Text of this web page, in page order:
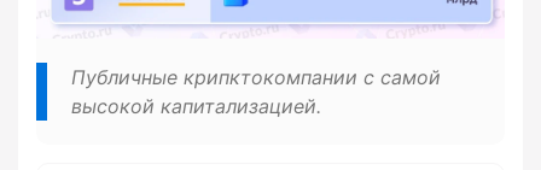
Публичные крипктокомпании с самой
высокой капитализацией.